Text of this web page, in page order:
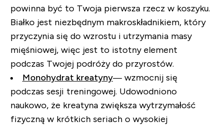
powinna być to Twoja pierwsza rzecz w koszyku.
Białko jest niezbędnym makroskładnikiem, który
przyczynia się do wzrostu i utrzymania masy
mięśniowej, więc jest to istotny element
podczas Twojej podróży do przyrostów.
Monohydrat kreatyny— wzmocnij się
podczas sesji treningowej. Udowodniono
naukowo, że kreatyna zwiększa wytrzymałość
fizyczną w krótkich seriach o wysokiej